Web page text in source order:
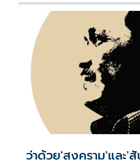
ว่าด้วย'สงคราม'และ'